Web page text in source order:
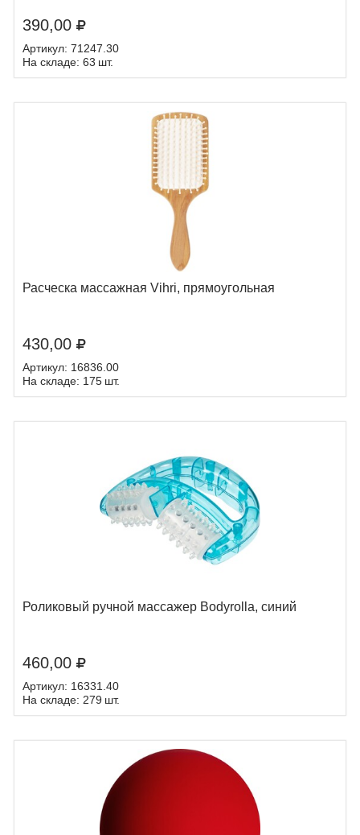
390,00
Артикул: 71247.30
На складе: 63 шт.
Расческа массажная Vihri, прямоугольная
430,00
Артикул: 16836.00
На складе: 175 шт.
Роликовый ручной массажер Bodyrolla, синий
460,00
Артикул: 16331.40
На складе: 279 шт.